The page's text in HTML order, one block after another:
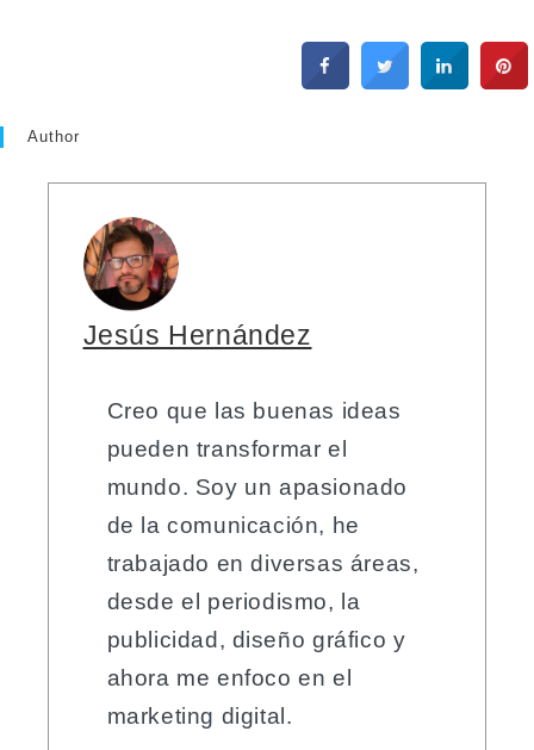
Author
Jesús Hernández
Creo que las buenas ideas
pueden transformar el
mundo. Soy un apasionado
de la comunicación, he
trabajado en diversas áreas,
desde el periodismo, la
publicidad, diseño gráfico y
ahora me enfoco en el
marketing digital.